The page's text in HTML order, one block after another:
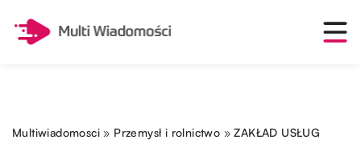
Multiwiadomosci » Przemysł i rolnictwo »ZAKŁAD USŁUG